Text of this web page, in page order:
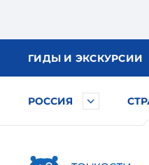
ГИДЫ И ЭКСКУРСИИ
РОССИЯ